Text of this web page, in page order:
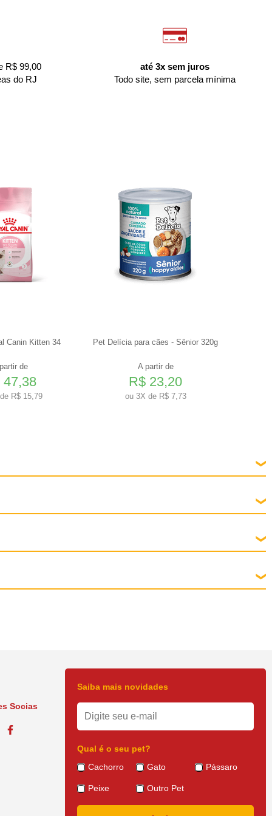
R$ 99,00
do RJ
até 3x sem juros
Todo site, sem parcela mínima
Canin Kitten 34
de
47,38
R$ 15,79
Pet Delícia para cães - Sênior 320g
A partir de
R$ 23,20
ou3X de R$ 7,73
Socias
Saiba mais novidades
Qual é o seu pet?
Cachorro
Gato Pássaro
Peixe Outro Pet